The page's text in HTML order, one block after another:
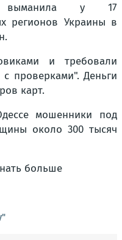
выманила у 17
регионов Украины в
и требовали
проверками". Деньги
карт.
мошенники под
около 300 тысяч
больше